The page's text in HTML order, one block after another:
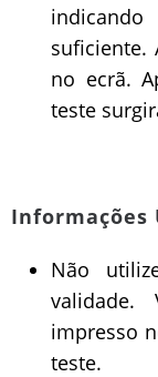
suficiente.
no ecrã.
teste
Informações
Não
impresso
teste.